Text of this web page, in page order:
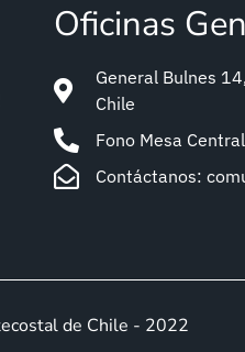
Oficinas
General Bulnes
Chile
Fono Mesa
Contáctanos:
de Chile - 2022